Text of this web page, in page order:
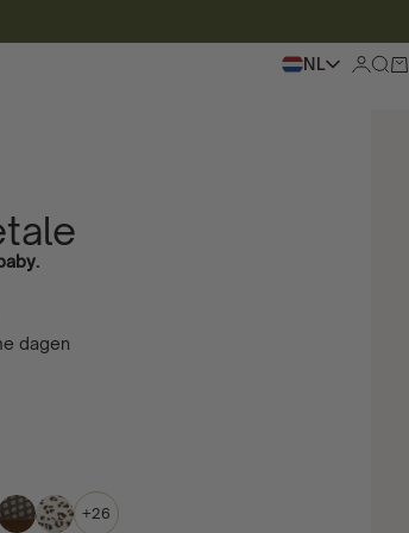
NL
dagen
+26